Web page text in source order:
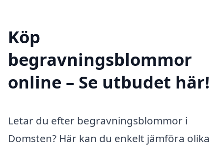
Köp
begravningsblommor
online – Se utbudet här!
Letar du efter begravningsblommor i
Domsten? Här kan du enkelt jämföra olika